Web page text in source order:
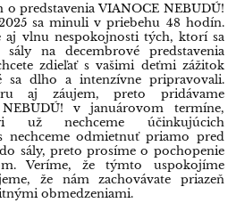
o predstavenia VIANOCE NEBUDÚ!
sa minuli v priebehu 48 hodín.
aj vlnu nespokojnosti tých, ktorí sa
na decembrové predstavenia
zdieľať s vašimi deťmi zážitok
sa dlho a intenzívne pripravovali.
aj záujem, preto pridávame
NEBUDÚ! v januárovom termíne,
už nechceme účinkujúcich
nechceme odmietnuť priamo pred
sály, preto prosíme o pochopenie
Veríme, že týmto uspokojíme
že nám zachovávate priazeň
obmedzeniami.